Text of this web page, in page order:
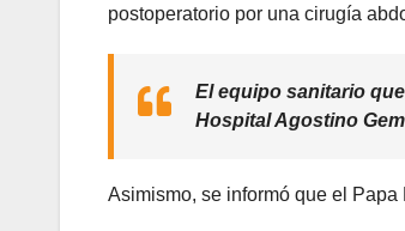
postoperatorio por una cirugía
El equipo sanitario
Hospital Agostino
Asimismo, se informó que el